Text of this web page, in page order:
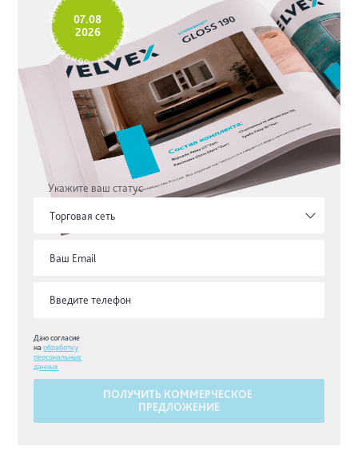
л
е
н
о
б
н
о
в
л
е
н
о
б
н
о
в
л
е
н
об
07.08
2026
Укажите ваш статус
Торговая сеть
Даю согласие
наобработку
персональных
данных
ПОЛУЧИТЬ КОММЕРЧЕСКОЕ
ПРЕДЛОЖЕНИЕ